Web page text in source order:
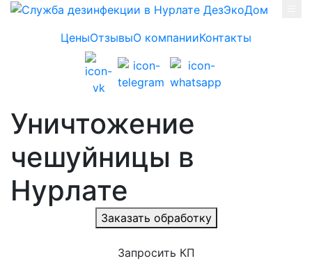
Skip to main content
ЦеныОтзывыО компанииКонтакты
Уничтожение
чешуйницы в
Нурлате
Заказать обработку
Запросить КП